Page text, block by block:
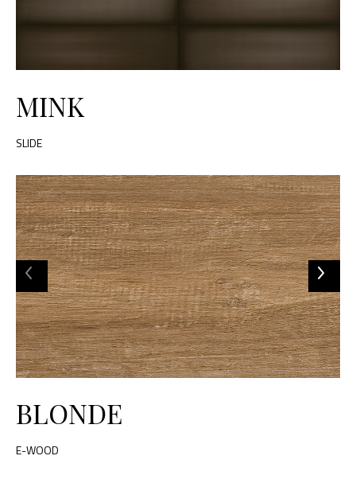
MINK
SLIDE
BLONDE
E-WOOD